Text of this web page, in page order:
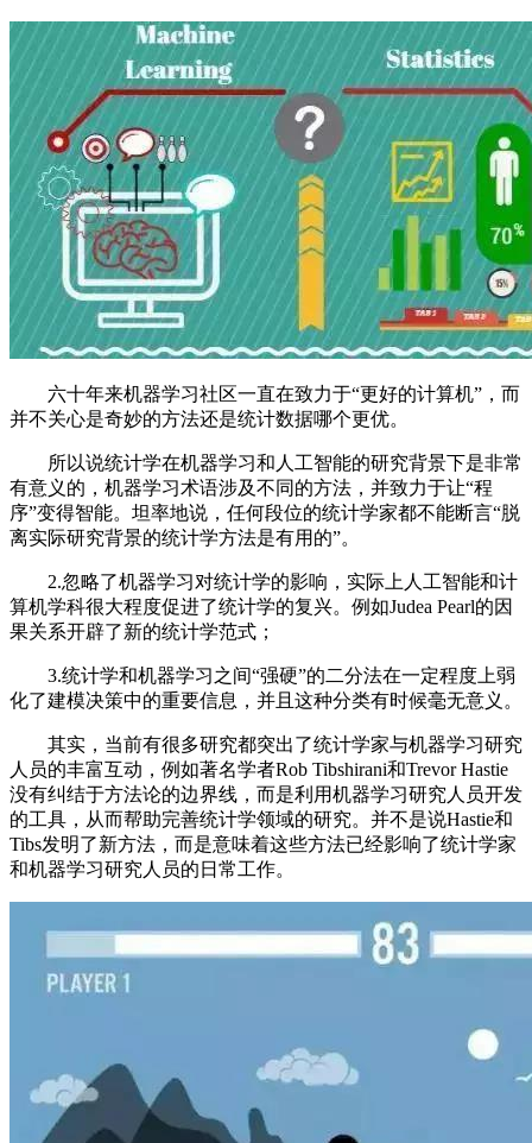
六十年来机器学习社区一直在致力于“更好的计算机”，而
并不关心是奇妙的方法还是统计数据哪个更优。
所以说统计学在机器学习和人工智能的研究背景下是非常
有意义的，机器学习术语涉及不同的方法，并致力于让“程
序”变得智能。坦率地说，任何段位的统计学家都不能断言“脱
离实际研究背景的统计学方法是有用的”。
2.忽略了机器学习对统计学的影响，实际上人工智能和计
算机学科很大程度促进了统计学的复兴。例如Judea Pearl的因
果关系开辟了新的统计学范式；
3.统计学和机器学习之间“强硬”的二分法在一定程度上弱
化了建模决策中的重要信息，并且这种分类有时候毫无意义。
其实，当前有很多研究都突出了统计学家与机器学习研究
人员的丰富互动，例如著名学者Rob Tibshirani和Trevor Hastie
没有纠结于方法论的边界线，而是利用机器学习研究人员开发
的工具，从而帮助完善统计学领域的研究。并不是说Hastie和
Tibs发明了新方法，而是意味着这些方法已经影响了统计学家
和机器学习研究人员的日常工作。